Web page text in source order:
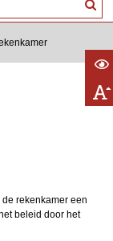
rekenkamer een
beleid door het